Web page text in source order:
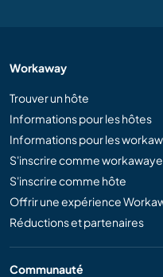
Workaway
Trouver un hôte
Informations pour les hôtes
Informations pour les
S'inscrire comme
S'inscrire comme hôte
Offrir une expérience
Réductions et partenaires
Communauté